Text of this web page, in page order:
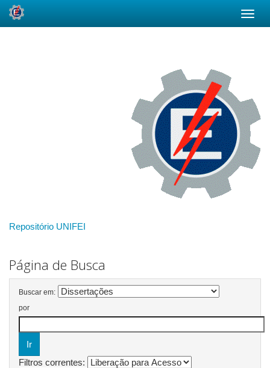
Repositório UNIFEI
Página de Busca
Buscar em:
por
Filtros correntes: